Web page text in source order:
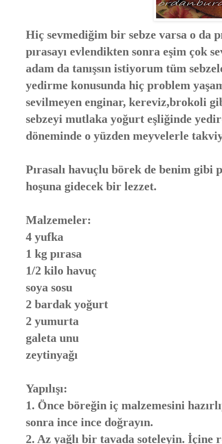
Hiç sevmediğim bir sebze varsa o da
pırasayı evlendikten sonra eşim çok
adam da tanışsın istiyorum tüm
yedirme konusunda hiç problem
sevilmeyen enginar, kereviz,brokoli
sebzeyi mutlaka yoğurt eşliğinde
döneminde o yüzden meyvelerle
Pırasalı havuçlu börek de benim gibi
hoşuna gidecek bir lezzet.
Malzemeler:
4 yufka
1 kg pırasa
1/2 kilo havuç
soya sosu
2 bardak yoğurt
2 yumurta
galeta unu
zeytinyağı
Yapılışı:
1. Önce böreğin iç malzemesini
sonra ince ince doğrayın.
2. Az yağlı bir tavada soteleyin. İçine